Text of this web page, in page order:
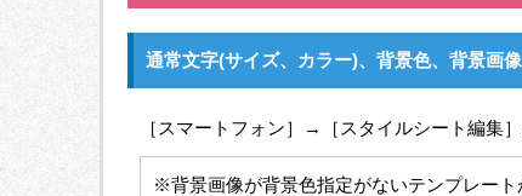
通常文字(サイズ、カラー)、背景色、背景画
［スマートフォン］→［スタイルシート編集
※背景画像が背景色指定がないテンプレー